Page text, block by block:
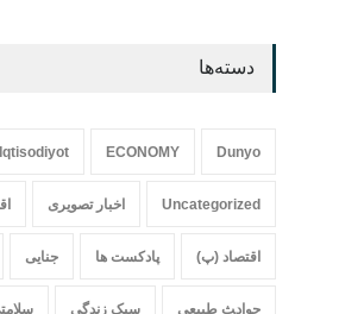
دسته‌ها
Dunyo
ECONOMY
Iqtisodiyot
Uncategorized اخبار تصویری
اقتصاد (پ) پادکست ها جنایی
حواد‍‍‍ث طبیعی سبک زندگی